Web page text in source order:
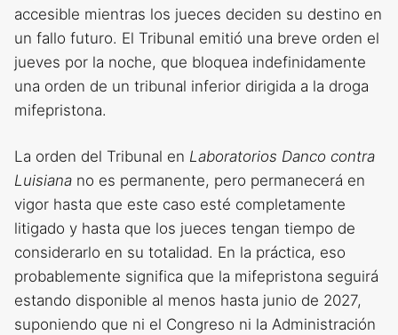
accesible mientras los jueces deciden su destino en
un fallo futuro. El Tribunal emitió una breve orden el
jueves por la noche, que bloquea indefinidamente
una orden de un tribunal inferior dirigida a la droga
mifepristona.
La orden del Tribunal en Laboratorios Danco contra
Luisiana no es permanente, pero permanecerá en
vigor hasta que este caso esté completamente
litigado y hasta que los jueces tengan tiempo de
considerarlo en su totalidad. En la práctica, eso
probablemente significa que la mifepristona seguirá
estando disponible al menos hasta junio de 2027,
suponiendo que ni el Congreso ni la Administración